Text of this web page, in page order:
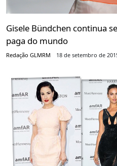
Gisele Bündchen continua
paga do mundo
Redação GLMRM 18 de setembro de